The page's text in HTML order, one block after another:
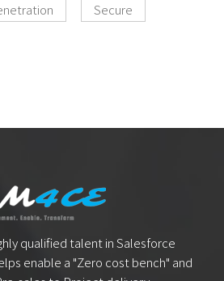
Secure
qualified talent in Salesforce
enable a "Zero cost bench" and